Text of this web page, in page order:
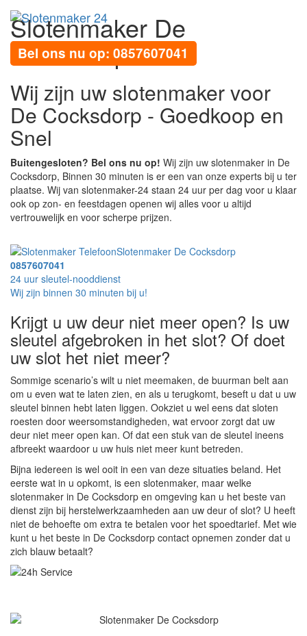
Bel ons nu op: 0857607041
Slotenmaker De
Cocksdorp
Wij zijn uw slotenmaker voor
De Cocksdorp - Goedkoop en
Snel
Buitengesloten? Bel ons nu op! Wij zijn uw slotenmaker in De
Cocksdorp, Binnen 30 minuten is er een van onze experts bij u ter
plaatse. Wij van slotenmaker-24 staan 24 uur per dag voor u klaar
ook op zon- en feestdagen openen wij alles voor u altijd
vertrouwelijk en voor scherpe prijzen.
Slotenmaker De Cocksdorp
0857607041
24 uur sleutel-nooddienst
Wij zijn binnen 30 minuten bij u!
Krijgt u uw deur niet meer open? Is uw
sleutel afgebroken in het slot? Of doet
uw slot het niet meer?
Sommige scenario’s wilt u niet meemaken, de buurman belt aan
om u even wat te laten zien, en als u terugkomt, beseft u dat u uw
sleutel binnen hebt laten liggen. Ookziet u wel eens dat sloten
roesten door weersomstandigheden, wat ervoor zorgt dat uw
deur niet meer open kan. Of dat een stuk van de sleutel ineens
afbreekt waardoor u uw huis niet meer kunt betreden.
Bijna iedereen is wel ooit in een van deze situaties beland. Het
eerste wat in u opkomt, is een slotenmaker, maar welke
slotenmaker in De Cocksdorp en omgeving kan u het beste van
dienst zijn bij herstelwerkzaamheden aan uw deur of slot? U heeft
niet de behoefte om extra te betalen voor het spoedtarief. Met wie
kunt u het beste in De Cocksdorp contact opnemen zonder dat u
zich blauw betaalt?